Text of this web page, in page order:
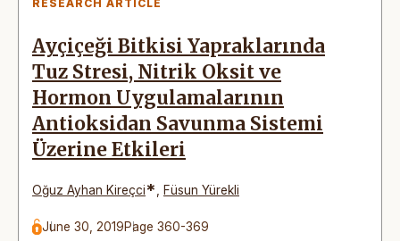
RESEARCH ARTICLE
Ayçiçeği Bitkisi Yapraklarında
Tuz Stresi, Nitrik Oksit ve
Hormon Uygulamalarının
Antioksidan Savunma Sistemi
Üzerine Etkileri
Oğuz Ayhan Kireçci* Füsun Yürekli
June 30, 2019Page 360-369